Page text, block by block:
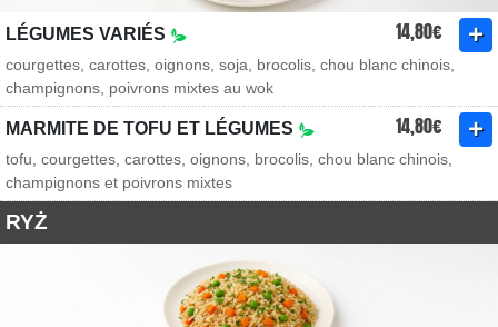
LÉGUMES VARIÉS 14,80€
courgettes, carottes, oignons, soja, brocolis, chou blanc chinois,
champignons, poivrons mixtes au wok
MARMITE DE TOFU ET LÉGUMES 14,80€
tofu, courgettes, carottes, oignons, brocolis, chou blanc chinois,
champignons et poivrons mixtes
RYŻ